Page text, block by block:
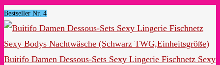
Bestseller Nr. 4
Buitifo Damen Dessous-Sets Sexy Lingerie Fischnetz Sexy